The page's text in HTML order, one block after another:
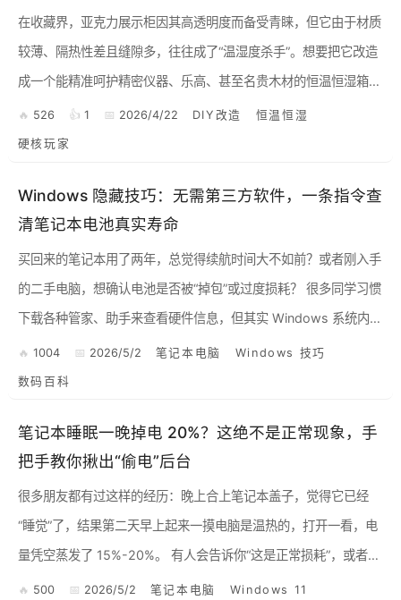
在收藏界，亚克力展示柜因其高透明度而备受青睐，但它由于材质
较薄、隔热性差且缝隙多，往往成了“温湿度杀手”。想要把它改造
成一个能精准呵护精密仪器、乐高、甚至名贵木材的恒温恒湿箱，
并不需要昂贵的工业设备。 本文将分享一套基于 STC-30...
526 1 2026/4/22 DIY改造 恒温恒湿
硬核玩家
Windows 隐藏技巧：无需第三方软件，一条指令查
清笔记本电池真实寿命
买回来的笔记本用了两年，总觉得续航时间大不如前？或者刚入手
的二手电脑，想确认电池是否被“掉包”或过度损耗？ 很多同学习惯
下载各种管家、助手来查看硬件信息，但其实 Windows 系统内置
了一个极其强大的电池分析工具。 只需要输入一行代...
1004 2026/5/2 笔记本电脑 Windows 技巧
数码百科
笔记本睡眠一晚掉电 20%？这绝不是正常现象，手
把手教你揪出“偷电”后台
很多朋友都有过这样的经历：晚上合上笔记本盖子，觉得它已经
“睡觉”了，结果第二天早上起来一摸电脑是温热的，打开一看，电
量凭空蒸发了 15%-20%。 有人会告诉你“这是正常损耗”，或者让
你“重装系统”。 但作为硬核玩家，我们要明确一点：...
500 2026/5/2 笔记本电脑 Windows 11